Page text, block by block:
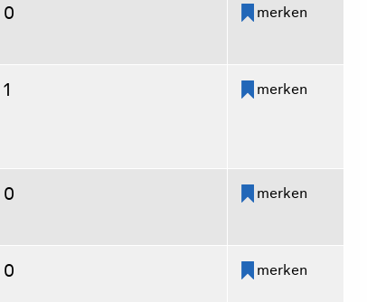
0 merken
1 merken
0 merken
0 merken